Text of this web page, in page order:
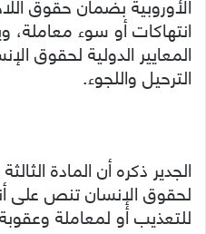
انتهاكات أو سوء معاملة،
المعايير الدولية لحقوق
الترحيل واللجوء.
الجدير ذكره أن المادة
لحقوق الإنسان تنص على
للتعذيب أو لمعاملة